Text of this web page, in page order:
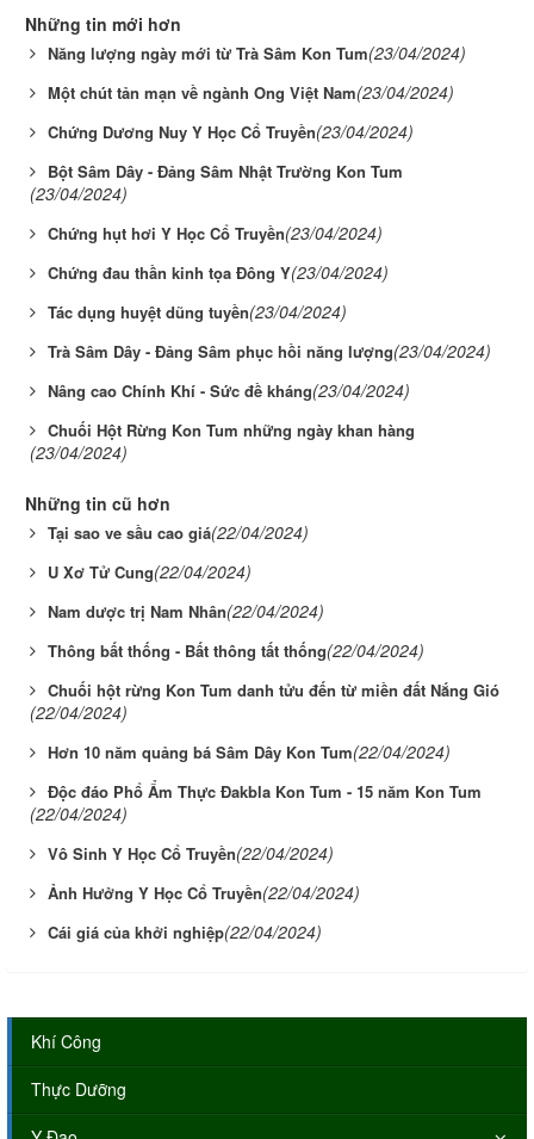
Những tin mới hơn
Năng lượng ngày mới từ Trà Sâm Kon Tum(23/04/2024)
Một chút tản mạn về ngành Ong Việt Nam(23/04/2024)
Chứng Dương Nuy Y Học Cổ Truyền(23/04/2024)
Bột Sâm Dây - Đảng Sâm Nhật Trường Kon Tum
(23/04/2024)
Chứng hụt hơi Y Học Cổ Truyền(23/04/2024)
Chứng đau thần kinh tọa Đông Y(23/04/2024)
Tác dụng huyệt dũng tuyền(23/04/2024)
Trà Sâm Dây - Đảng Sâm phục hồi năng lượng(23/04/2024)
Nâng cao Chính Khí - Sức đề kháng(23/04/2024)
Chuối Hột Rừng Kon Tum những ngày khan hàng
(23/04/2024)
Những tin cũ hơn
Tại sao ve sầu cao giá(22/04/2024)
U Xơ Tử Cung(22/04/2024)
Nam dược trị Nam Nhân(22/04/2024)
Thông bất thống - Bất thông tất thống(22/04/2024)
Chuối hột rừng Kon Tum danh tửu đến từ miền đất Nắng Gió
(22/04/2024)
Hơn 10 năm quảng bá Sâm Dây Kon Tum(22/04/2024)
Độc đáo Phổ Ẩm Thực Đakbla Kon Tum - 15 năm Kon Tum
(22/04/2024)
Vô Sinh Y Học Cổ Truyền(22/04/2024)
Ảnh Hưởng Y Học Cổ Truyền(22/04/2024)
Cái giá của khởi nghiệp(22/04/2024)
Khí Công
Thực Dưỡng